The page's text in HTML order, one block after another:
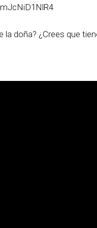
la doña? ¿Crees que